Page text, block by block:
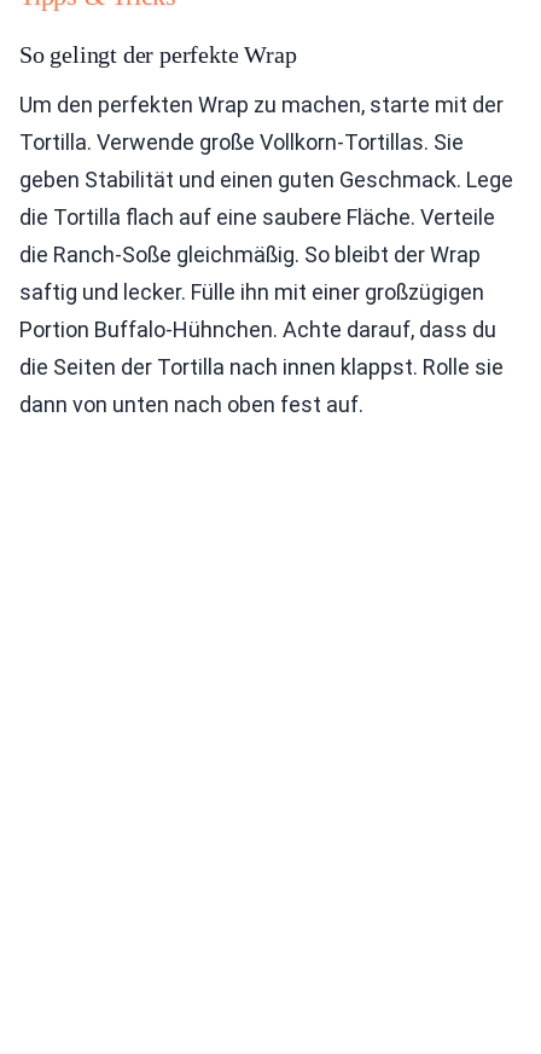
So gelingt der perfekte Wrap
Um den perfekten Wrap zu machen, starte mit der
Tortilla. Verwende große Vollkorn-Tortillas. Sie
geben Stabilität und einen guten Geschmack. Lege
die Tortilla flach auf eine saubere Fläche. Verteile
die Ranch-Soße gleichmäßig. So bleibt der Wrap
saftig und lecker. Fülle ihn mit einer großzügigen
Portion Buffalo-Hühnchen. Achte darauf, dass du
die Seiten der Tortilla nach innen klappst. Rolle sie
dann von unten nach oben fest auf.